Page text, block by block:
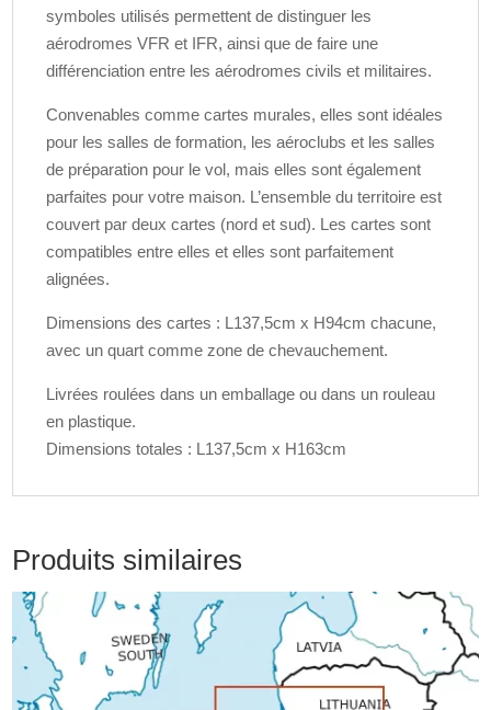
symboles utilisés permettent de distinguer les
aérodromes VFR et IFR, ainsi que de faire une
différenciation entre les aérodromes civils et militaires.
Convenables comme cartes murales, elles sont idéales
pour les salles de formation, les aéroclubs et les salles
de préparation pour le vol, mais elles sont également
parfaites pour votre maison. L’ensemble du territoire est
couvert par deux cartes (nord et sud). Les cartes sont
compatibles entre elles et elles sont parfaitement
alignées.
Dimensions des cartes : L137,5cm x H94cm chacune,
avec un quart comme zone de chevauchement.
Livrées roulées dans un emballage ou dans un rouleau
en plastique.
Dimensions totales : L137,5cm x H163cm
Produits similaires